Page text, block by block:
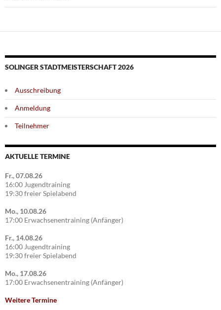
SOLINGER STADTMEISTERSCHAFT 2026
Ausschreibung
Anmeldung
Teilnehmer
AKTUELLE TERMINE
Fr., 07.08.26
16:00 Jugendtraining
19:30 freier Spielabend
Mo., 10.08.26
17:00 Erwachsenentraining (Anfänger)
Fr., 14.08.26
16:00 Jugendtraining
19:30 freier Spielabend
Mo., 17.08.26
17:00 Erwachsenentraining (Anfänger)
Weitere Termine